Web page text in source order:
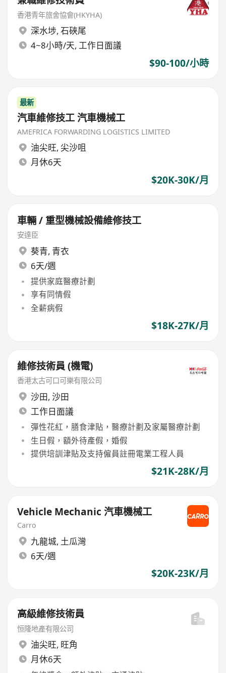
香港青年旅舍協會(HKYHA)
深水埗, 石硤尾
4~8小時/天, 工作日面議
$90-100/小時
最新
汽車維修技工 汽車機械工
AMEFRICA FORWARDING LOGISTICS LIMITED
油尖旺, 尖沙咀
月休6天
$20K-30K/月
車輛 / 重型機械設備維修技工
安達臣
葵青, 青衣
6天/週
提供家庭醫療計劃
享有同情假
全薪病假
$18K-27K/月
維修技術員 (機電)
香港太古可口可樂有限公司
沙田, 沙田
工作日面議
彈性花紅，膳食津貼，醫療計劃及家屬醫療計劃
生日假，額外待產假，婚假
提供培訓津貼及支持僱員註冊電業工程人員
$21K-28K/月
Vehicle Mechanic 汽車機械工
Carro
九龍城, 土瓜灣
6天/週
$20K-23K/月
高級維修技術員
恒隆地產有限公司
油尖旺, 旺角
月休6天